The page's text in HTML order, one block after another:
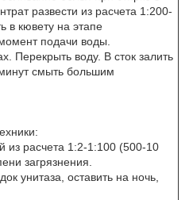
развести из расчета 1:200-
в кювету на этапе
подачи воды.
Перекрыть воду. В сток залить
смыть большим
из расчета 1:2-1:100 (500-10
загрязнения.
унитаза, оставить на ночь,